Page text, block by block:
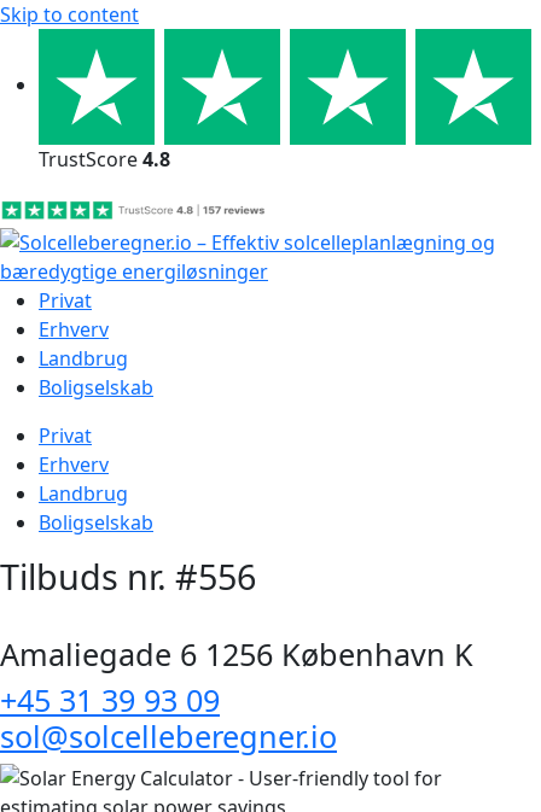
Skip to content
TrustScore4.8
Privat
Erhverv
Landbrug
Boligselskab
Privat
Erhverv
Landbrug
Boligselskab
Tilbuds nr. #556
Amaliegade 6 1256 København K
+45 31 39 93 09
sol@solcelleberegner.io